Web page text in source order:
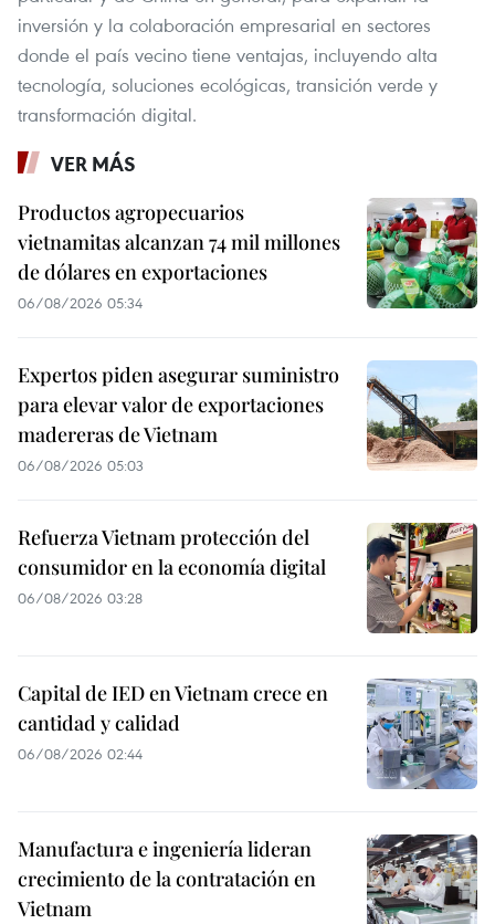
inversión y la colaboración empresarial en sectores
donde el país vecino tiene ventajas, incluyendo alta
tecnología, soluciones ecológicas, transición verde y
transformación digital.
VER MÁS
Productos agropecuarios
vietnamitas alcanzan 74 mil millones
de dólares en exportaciones
06/08/2026 05:34
Expertos piden asegurar suministro
para elevar valor de exportaciones
madereras de Vietnam
06/08/2026 05:03
Refuerza Vietnam protección del
consumidor en la economía digital
06/08/2026 03:28
Capital de IED en Vietnam crece en
cantidad y calidad
06/08/2026 02:44
Manufactura e ingeniería lideran
crecimiento de la contratación en
Vietnam